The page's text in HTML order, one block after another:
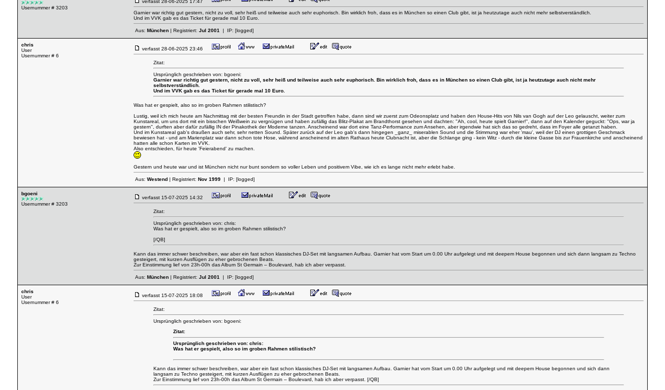
Usernummer # 3203
verfasst 28-06-2025 17:47
Garnier war richtig gut gestern, nicht zu voll, sehr heiß und teilweise auch sehr euphorisch. Bin wirklich froh, dass es in München so einen Club gibt, ist ja heutzutage auch nicht mehr selbstverständlich.
Und im VVK gab es das Ticket für gerade mal 10 Euro.
Aus: München | Registriert: Jul 2001 | IP: [logged]
chris
User
Usernummer # 6
verfasst 28-06-2025 23:46
Zitat:
Ursprünglich geschrieben von: bgoeni:
Garnier war richtig gut gestern, nicht zu voll, sehr heiß und teilweise auch sehr euphorisch. Bin wirklich froh, dass es in München so einen Club gibt, ist ja heutzutage auch nicht mehr
selbstverständlich.
Und im VVK gab es das Ticket für gerade mal 10 Euro.
Was hat er gespielt, also so im groben Rahmen stilistisch?
Lustig, weil ich mich heute am Nachmittag mit der besten Freundin in der Stadt getroffen habe, dann sind wir zuerst zum Odeonsplatz und haben den House-Hits von Nils van Gogh auf der Leo gelauscht, weiter zum
Kunstareal, um uns dort mit ein bisschen Weißwein zu vergnügen und haben zufällig das Blitz-Plakat am Brandthorst gesehen und dachten: "Ah, cool, heute spielt Garnier!", dann auf den Kalender geguckt: "Ops, war ja
gestern", durften aber dafür zufällig IN der Pinakothek der Moderne tanzen. Anscheinend war dort eine Tanz-Performance zum Ansehen, aber irgendwie hat sich das so gedreht, dass im Foyer alle getanzt haben.
Und im Kunstareal gab's draußen auch sehr, sehr netten Sound. Später zurück auf der Leo gab's dann hingegen _ganz_ miserablen Sound und die Stimmung war eher 'mau', weil der DJ einen grottigen Geschmack
bewiesen hat - und am Marienplatz war dann schon tote Hose, während anscheinend im alten Rathaus heute Clubnacht ist, aber die Schlange ging - kein Witz - durch die kleine Gasse bis zur Frauenkirche und anscheinend
hatten alle schon Karten im VVK.
Also entschieden, für heute 'Feierabend' zu machen.
Gestern und heute war und ist München nicht nur bunt sondern so voller Leben und positivem Vibe, wie ich es lange nicht mehr erlebt habe.
Aus: Westend | Registriert: Nov 1999 | IP: [logged]
bgoeni
Usernummer # 3203
verfasst 15-07-2025 14:32
Zitat:
Ursprünglich geschrieben von: chris:
Was hat er gespielt, also so im groben Rahmen stilistisch?
[/QB]
Kann das immer schwer beschreiben, war aber ein fast schon klassisches DJ-Set mit langsamen Aufbau. Garnier hat vom Start um 0.00 Uhr aufgelegt und mit deepem House begonnen und sich dann langsam zu Techno
gesteigert, mit kurzen Ausflügen zu eher gebrochenen Beats.
Zur Einstimmung lief von 23h-00h das Album St Germain – Boulevard, hab ich aber verpasst.
Aus: München | Registriert: Jul 2001 | IP: [logged]
chris
User
Usernummer # 6
verfasst 15-07-2025 18:08
Zitat:
Ursprünglich geschrieben von: bgoeni:
Zitat:
Ursprünglich geschrieben von: chris:
Was hat er gespielt, also so im groben Rahmen stilistisch?
Kann das immer schwer beschreiben, war aber ein fast schon klassisches DJ-Set mit langsamen Aufbau. Garnier hat vom Start um 0.00 Uhr aufgelegt und mit deepem House begonnen und sich dann
langsam zu Techno gesteigert, mit kurzen Ausflügen zu eher gebrochenen Beats.
Zur Einstimmung lief von 23h-00h das Album St Germain – Boulevard, hab ich aber verpasst. [/QB]